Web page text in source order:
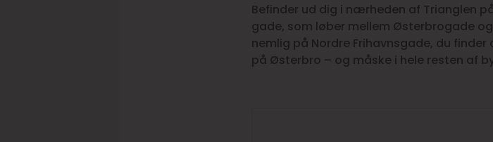
Befinder ud dig i nærheden af Trianglen
gade, som løber mellem Østerbrogade
nemlig på Nordre Frihavnsgade, du
på Østerbro – og måske i hele resten af